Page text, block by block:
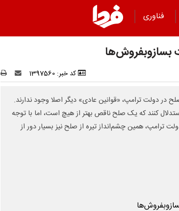
فناوری
بسازوبفروش‌ها
کد خبر: 1397560
دولت ترامپ، «قوانین عادی» دیگر اصلا وجود ندارند.
کنند که یک صلح ناقص بهتر از هیچ است، اما با توجه
ترامپ، همین چشم‌انداز تیره از صلح نیز بسیار دور از